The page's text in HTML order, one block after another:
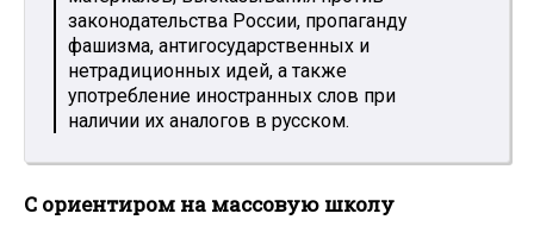
законодательства России, пропаганду
фашизма, антигосударственных и
нетрадиционных идей, а также
употребление иностранных слов при
наличии их аналогов в русском.
С ориентиром на массовую школу